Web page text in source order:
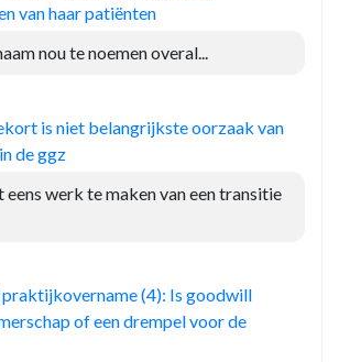
van haar patiënten
nou te noemen overal...
is niet belangrijkste oorzaak van
de ggz
eens werk te maken van een transitie
(4): Is goodwill
of een drempel voor de